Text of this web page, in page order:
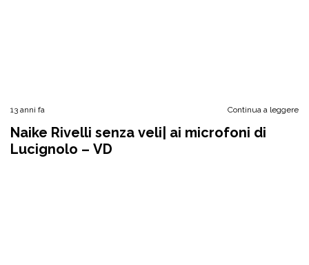
13 anni fa Continua a leggere
Naike Rivelli senza veli| ai microfoni di
Lucignolo – VD